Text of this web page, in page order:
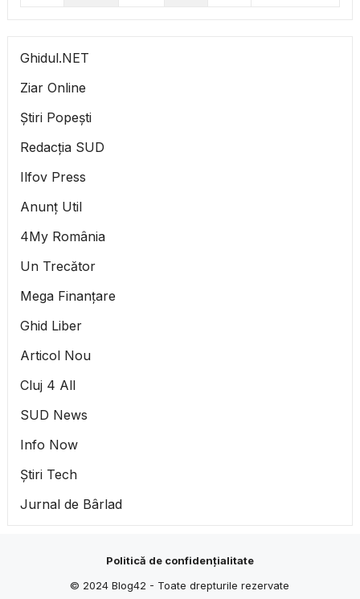
Ghidul.NET
Ziar Online
Știri Popești
Redacția SUD
Ilfov Press
Anunț Util
4My România
Un Trecător
Mega Finanțare
Ghid Liber
Articol Nou
Cluj 4 All
SUD News
Info Now
Știri Tech
Jurnal de Bârlad
Politică de confidențialitate
© 2024Blog42 - Toate drepturile rezervate